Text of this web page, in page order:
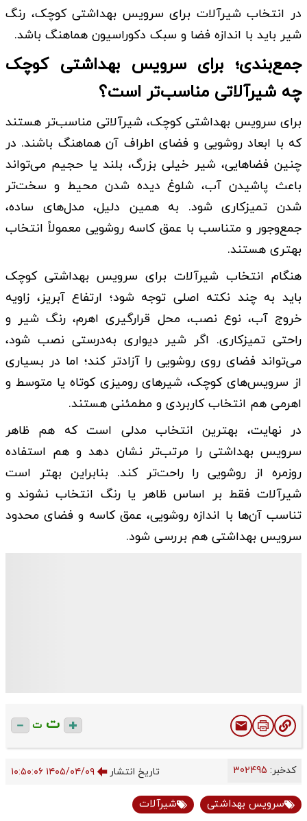
در انتخاب شیرآلات برای سرویس بهداشتی کوچک، رنگ
شیر باید با اندازه فضا و سبک دکوراسیون هماهنگ باشد.
جمع‌بندی؛ برای سرویس بهداشتی کوچک
چه شیرآلاتی مناسب‌تر است؟
برای سرویس بهداشتی کوچک، شیرآلاتی مناسب‌تر هستند
که با ابعاد روشویی و فضای اطراف آن هماهنگ باشند. در
چنین فضاهایی، شیر خیلی بزرگ، بلند یا حجیم می‌تواند
باعث پاشیدن آب، شلوغ دیده شدن محیط و سخت‌تر
شدن تمیزکاری شود. به همین دلیل، مدل‌های ساده،
جمع‌وجور و متناسب با عمق کاسه روشویی معمولاً انتخاب
بهتری هستند.
هنگام انتخاب شیرآلات برای سرویس بهداشتی کوچک
باید به چند نکته اصلی توجه شود؛ ارتفاع آبریز، زاویه
خروج آب، نوع نصب، محل قرارگیری اهرم، رنگ شیر و
راحتی تمیزکاری. اگر شیر دیواری به‌درستی نصب شود،
می‌تواند فضای روی روشویی را آزادتر کند؛ اما در بسیاری
از سرویس‌های کوچک، شیرهای رومیزی کوتاه یا متوسط و
اهرمی هم انتخاب کاربردی و مطمئنی هستند.
در نهایت، بهترین انتخاب مدلی است که هم ظاهر
سرویس بهداشتی را مرتب‌تر نشان دهد و هم استفاده
روزمره از روشویی را راحت‌تر کند. بنابراین بهتر است
شیرآلات فقط بر اساس ظاهر یا رنگ انتخاب نشوند و
تناسب آن‌ها با اندازه روشویی، عمق کاسه و فضای محدود
سرویس بهداشتی هم بررسی شود.
ت ت
کدخبر: تاریخ انتشار ۱۴۰۵/۰۴/۰۹ ۱۰:۵۰:۰۶
سرویس بهداشتی شیرآلات